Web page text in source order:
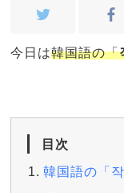
今日は韓国語の「
目次
韓国語の「